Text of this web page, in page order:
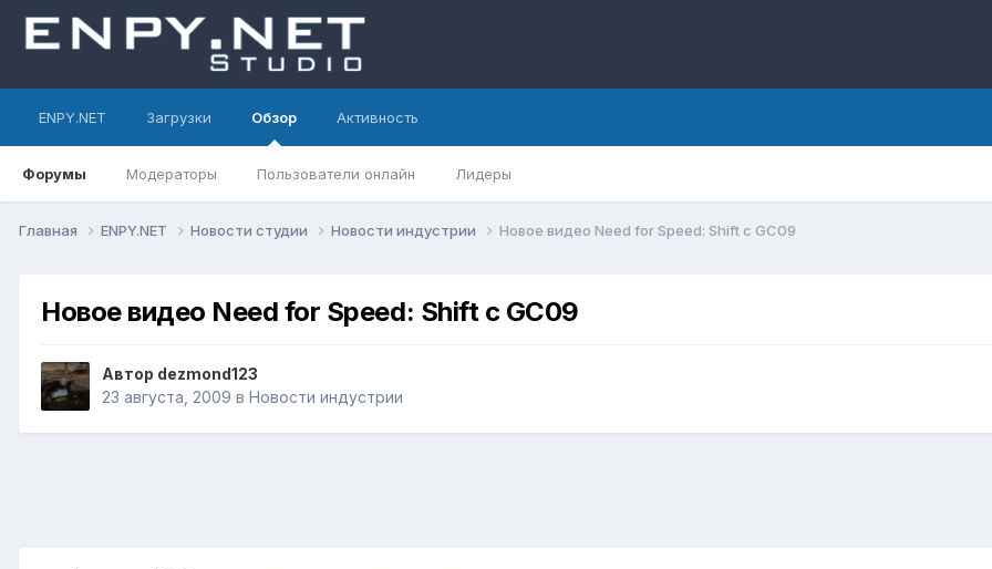
ENPY.NET Загрузки Обзор
Форумы Модераторы Пользователи онлайн Лидеры
Активность
Главная ENPY.NET Новости студии Новости индустрии Новое видео Need for Speed: Shift с GC09
Новое видео Need for Speed: Shift с GC09
Автор dezmond123
23 августа, 2009 в Новости индустрии